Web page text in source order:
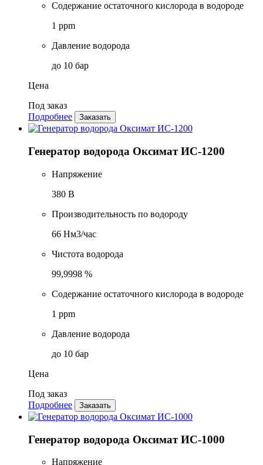
Содержание остаточного кислорода в водороде
1 ppm
Давление водорода
до 10 бар
Цена
Под заказ
Подробнее
Заказать
Генератор водорода Оксимат ИС-1200
Напряжение
380 В
Производительность по водороду
66 Нм3/час
Чистота водорода
99,9998 %
Содержание остаточного кислорода в водороде
1 ppm
Давление водорода
до 10 бар
Цена
Под заказ
Подробнее
Заказать
Генератор водорода Оксимат ИС-1000
Напряжение